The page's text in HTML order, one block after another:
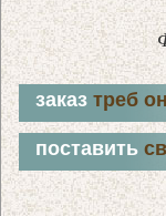
заказтреб
поставить